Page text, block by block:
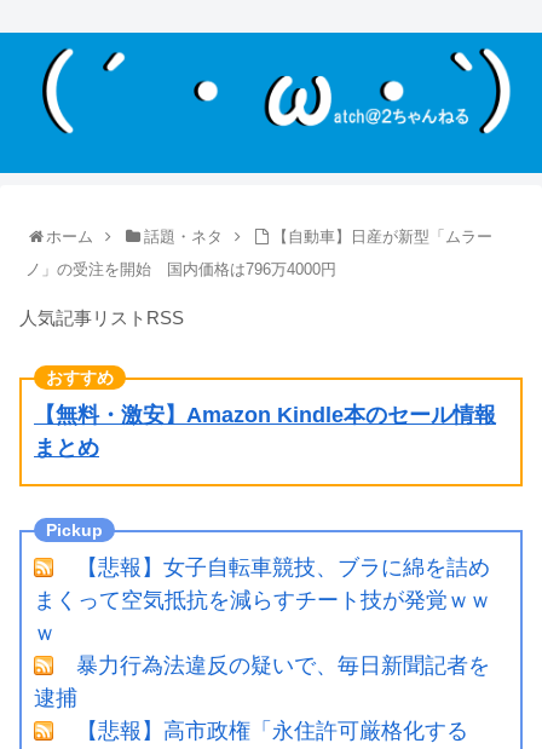
ホーム 話題・ネタ
【自動車】日産が新型「ムラー
ノ」の受注を開始 国内価格は796万4000円
人気記事リストRSS
【無料・激安】Amazon Kindle本のセール情報
まとめ
【悲報】女子自転車競技、ブラに綿を詰め
まくって空気抵抗を減らすチート技が発覚ｗｗ
ｗ
暴力行為法違反の疑いで、毎日新聞記者を
逮捕
【悲報】高市政権「永住許可厳格化する